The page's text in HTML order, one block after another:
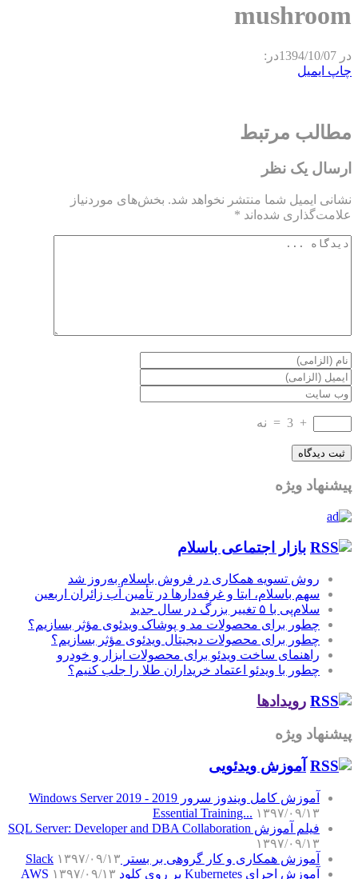
mushroom
در 1394/10/07در:
چاپ ایمیل
مطالب مرتبط
ارسال یک نظر
نشانی ایمیل شما منتشر نخواهد شد. بخش‌های موردنیاز
علامت‌گذاری شده‌اند *
+
3
= نه
پیشنهاد ویژه
بازار اجتماعی باسلام
روش تسویه همکاری در فروش باسلام به‌روز شد
سهم باسلام، ایتا و غرفه‌دارها در تأمین آب زائران اربعین
سلام‌پی با ۵ تغییر بزرگ در سال جدید
چطور برای محصولات مد و پوشاک ویدئوی مؤثر بسازیم؟
چطور برای محصولات دیجیتال ویدئوی مؤثر بسازیم؟
راهنمای ساخت ویدئو برای محصولات ابزار و خودرو
چطور با ویدئو اعتماد خریداران طلا را جلب کنیم؟
رویدادها
پیشنهاد ویژه
آموزش‌ ویدئویی
آموزش کامل ویندوز سرور 2019 - Windows Server 2019
Essential Training... ۱۳۹۷/۰۹/۱۳
فیلم آموزش SQL Server: Developer and DBA Collaboration
۱۳۹۷/۰۹/۱۳
آموزش همکاری و کار گروهی بر بستر Slack ۱۳۹۷/۰۹/۱۳
آموزش اجرای Kubernetes بر روی کلود AWS
۱۳۹۷/۰۹/۱۳